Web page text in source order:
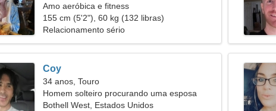
Amo aeróbica e fitness
155 cm (5'2"), 60 kg (132 libras)
Relacionamento sério
Coy
34 anos, Touro
Homem solteiro procurando uma esposa
Bothell West, Estados Unidos